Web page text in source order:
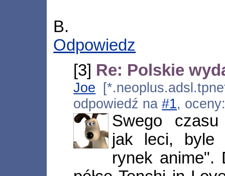
B.
Odpowiedz
[3] Re: Polskie
Joe
odpowiedź na#1,
Swego czasu
jak leci, byle
rynek anime".